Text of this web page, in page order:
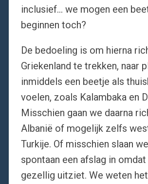
inclusief… we mogen een
beginnen toch?
De bedoeling is om hierna
Griekenland te trekken, naar
inmiddels een beetje als
voelen, zoals Kalambaka en
Misschien gaan we daarna
Albanië of mogelijk zelfs
Turkije. Of misschien slaan
spontaan een afslag in
gezellig uitziet. We weten